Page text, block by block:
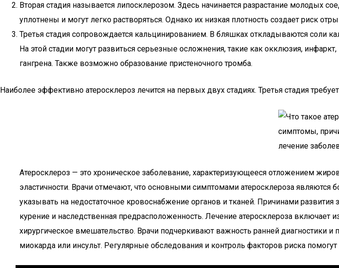
Вторая стадия называется липосклерозом. Здесь начинается разрастание молодых
уплотнены и могут легко растворяться. Однако их низкая плотность создает риск
Третья стадия сопровождается кальцинированием. В бляшках откладываются соли
На этой стадии могут развиться серьезные осложнения, такие как окклюзия,
гангрена. Также возможно образование пристеночного тромба.
Наиболее эффективно атеросклероз лечится на первых двух стадиях. Третья стадия
Атеросклероз — это хроническое заболевание, характеризующееся отложением
эластичности. Врачи отмечают, что основными симптомами атеросклероза
указывать на недостаточное кровоснабжение органов и тканей. Причинами
курение и наследственная предрасположенность. Лечение атеросклероза
хирургическое вмешательство. Врачи подчеркивают важность ранней диагностики
миокарда или инсульт. Регулярные обследования и контроль факторов риска